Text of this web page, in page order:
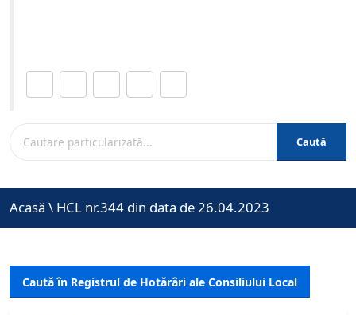
Caută
Acasă \ HCL nr.344 din data de 26.04.2023
Caută în Registrul de Hotărâri ale Consiliului Local